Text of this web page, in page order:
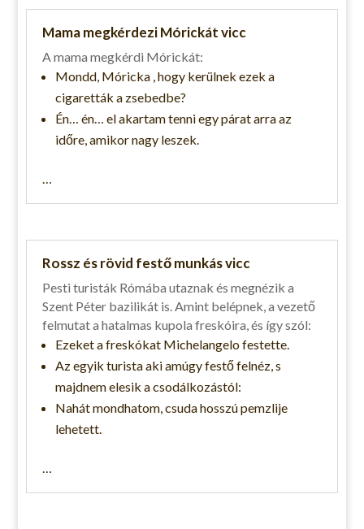
Mama megkérdezi Mórickát vicc
A mama megkérdi Mórickát:
Mondd, Móricka , hogy kerülnek ezek a
cigaretták a zsebedbe?
Én… én… el akartam tenni egy párat arra az
időre, amikor nagy leszek.
…
Rossz és rövid festő munkás vicc
Pesti turisták Rómába utaznak és megnézik a
Szent Péter bazilikát is. Amint belépnek, a vezető
felmutat a hatalmas kupola freskóira, és így szól:
Ezeket a freskókat Michelangelo festette.
Az egyik turista aki amúgy festő felnéz, s
majdnem elesik a csodálkozástól:
Nahát mondhatom, csuda hosszú pemzlije
lehetett.
…